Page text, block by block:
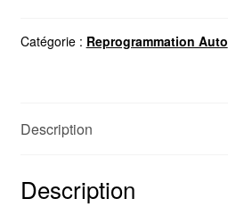
Catégorie : Reprogrammation Auto
Description
Description